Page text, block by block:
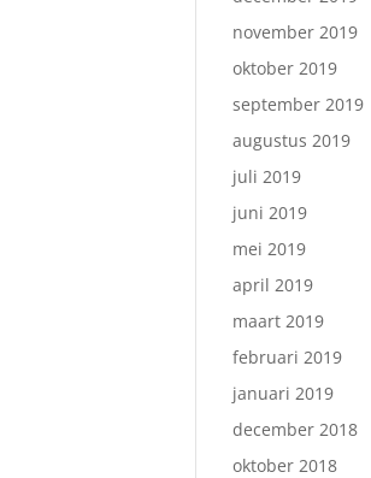
november 2019
oktober 2019
september 2019
augustus 2019
juli 2019
juni 2019
mei 2019
april 2019
maart 2019
februari 2019
januari 2019
december 2018
oktober 2018